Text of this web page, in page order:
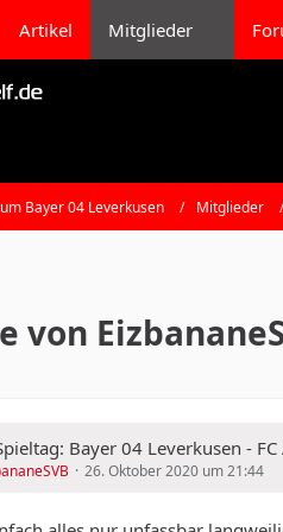
Artikel Mitglieder
Bayer 04 Leverkusen Mitglieder
von
Bayer 04 Leverkusen -
26. Oktober 2020 um 21:44